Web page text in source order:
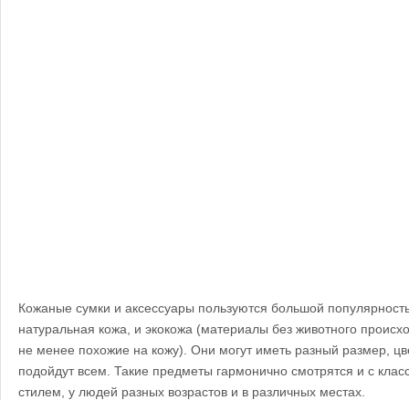
Кожаные сумки и аксессуары пользуются большой
натуральная кожа, и экокожа (материалы без животного
не менее похожие на кожу). Они могут иметь разный размер,
подойдут всем. Такие предметы гармонично смотрятся и с
стилем, у людей разных возрастов и в различных местах.